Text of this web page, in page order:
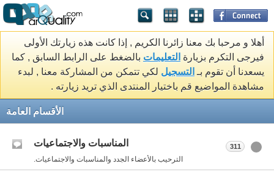
أهلا و مرحبا بك معنا زائرنا الكريم , إذا كانت هذه زيارتك الأولى
فيرجى التكرم بزيارة التعليمات بالضغط على الرابط السابق , كما
يسعدنا أن تقوم بـ التسجيل لكي تتمكن من المشاركة معنا , لبدء
مشاهدة المواضيع قم باختيار المنتدى الذي تريد زيارته .
الأقسام العامة
المناسبات والاجتماعيات
الترحيب بالأعضاء الجدد والمناسبات والاجتماعيات.
311